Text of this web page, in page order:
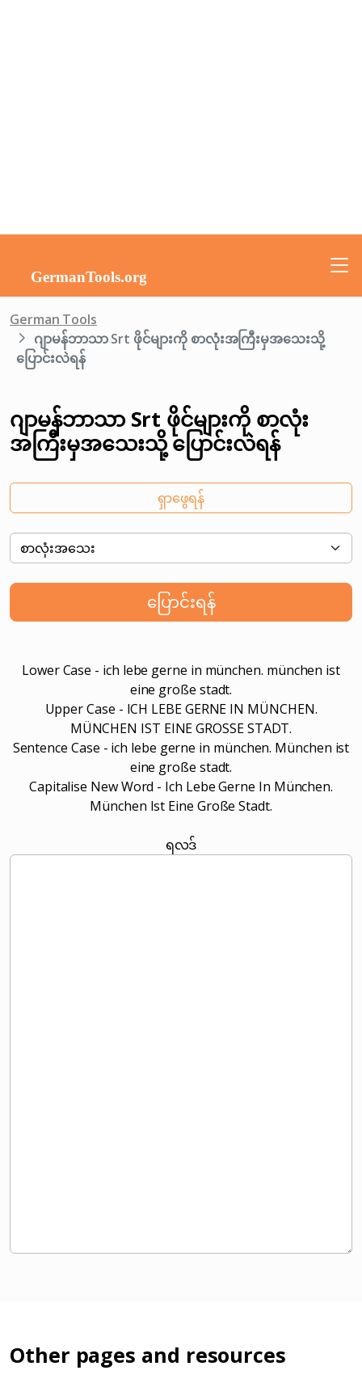
German Tools
ဂျာမန်ဘာသာ Srt ဖိုင်များကို စာလုံးအကြီးမှအသေးသို့
ပြောင်းလဲရန်
ဂျာမန်ဘာသာ Srt ဖိုင်များကို စာလုံး
အကြီးမှအသေးသို့ ပြောင်းလဲရန်
ရှာဖွေရန်
ပြောင်းရန်
Lower Case - ich lebe gerne in münchen. münchen ist
eine große stadt.
Upper Case - ICH LEBE GERNE IN MÜNCHEN.
MÜNCHEN IST EINE GROSSE STADT.
Sentence Case - ich lebe gerne in münchen. München ist
eine große stadt.
Capitalise New Word - Ich Lebe Gerne In München.
München Ist Eine Große Stadt.
ရလဒ်
Other pages and resources